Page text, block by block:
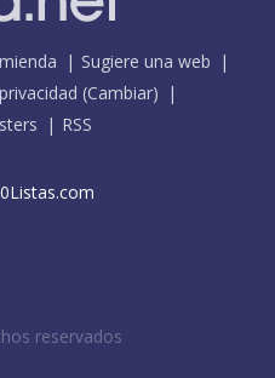
Sugiere una web
(Cambiar)
RSS
reservados